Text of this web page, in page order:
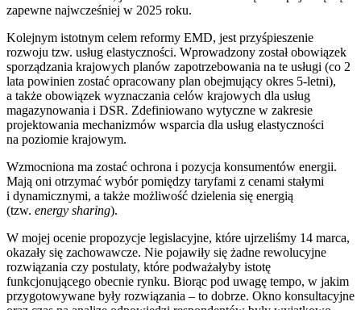
zapewne najwcześniej w 2025 roku.
Kolejnym istotnym celem reformy EMD, jest przyśpieszenie
rozwoju tzw. usług elastyczności. Wprowadzony został obowiązek
sporządzania krajowych planów zapotrzebowania na te usługi (co 2
lata powinien zostać opracowany plan obejmujący okres 5-letni),
a także obowiązek wyznaczania celów krajowych dla usług
magazynowania i DSR. Zdefiniowano wytyczne w zakresie
projektowania mechanizmów wsparcia dla usług elastyczności
na poziomie krajowym.
Wzmocniona ma zostać ochrona i pozycja konsumentów energii.
Mają oni otrzymać wybór pomiędzy taryfami z cenami stałymi
i dynamicznymi, a także możliwość dzielenia się energią
(tzw. energy sharing).
W mojej ocenie propozycje legislacyjne, które ujrzeliśmy 14 marca,
okazały się zachowawcze. Nie pojawiły się żadne rewolucyjne
rozwiązania czy postulaty, które podważałyby istotę
funkcjonującego obecnie rynku. Biorąc pod uwagę tempo, w jakim
przygotowywane były rozwiązania – to dobrze. Okno konsultacyjne